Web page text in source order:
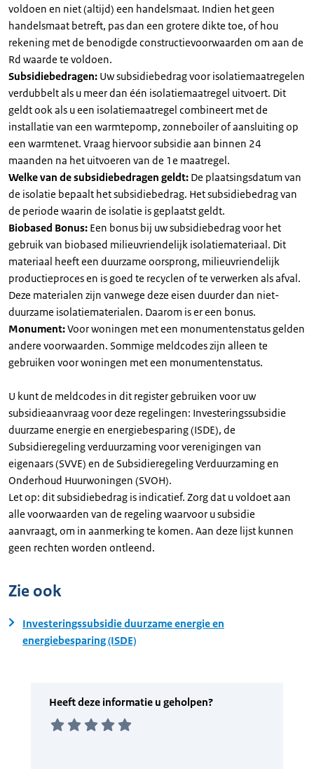
voldoen en niet (altijd) een handelsmaat. Indien het geen
handelsmaat betreft, pas dan een grotere dikte toe, of hou
rekening met de benodigde constructievoorwaarden om aan de
Rd waarde te voldoen.
Subsidiebedragen: Uw subsidiebedrag voor isolatiemaatregelen
verdubbelt als u meer dan één isolatiemaatregel uitvoert. Dit
geldt ook als u een isolatiemaatregel combineert met de
installatie van een warmtepomp, zonneboiler of aansluiting op
een warmtenet. Vraag hiervoor subsidie aan binnen 24
maanden na het uitvoeren van de 1e maatregel.
Welke van de subsidiebedragen geldt: De plaatsingsdatum van
de isolatie bepaalt het subsidiebedrag. Het subsidiebedrag van
de periode waarin de isolatie is geplaatst geldt.
Biobased Bonus: Een bonus bij uw subsidiebedrag voor het
gebruik van biobased milieuvriendelijk isolatiemateriaal. Dit
materiaal heeft een duurzame oorsprong, milieuvriendelijk
productieproces en is goed te recyclen of te verwerken als afval.
Deze materialen zijn vanwege deze eisen duurder dan niet-
duurzame isolatiematerialen. Daarom is er een bonus.
Monument:Voor woningen met een monumentenstatus gelden
andere voorwaarden. Sommige meldcodes zijn alleen te
gebruiken voor woningen met een monumentenstatus.
U kunt de meldcodes in dit register gebruiken voor uw
subsidieaanvraag voor deze regelingen: Investeringssubsidie
duurzame energie en energiebesparing (ISDE), de
Subsidieregeling verduurzaming voor verenigingen van
eigenaars (SVVE) en de Subsidieregeling Verduurzaming en
Onderhoud Huurwoningen (SVOH).
Let op: dit subsidiebedrag is indicatief. Zorg dat u voldoet aan
alle voorwaarden van de regeling waarvoor u subsidie
aanvraagt, om in aanmerking te komen. Aan deze lijst kunnen
geen rechten worden ontleend.
Zie ook
Investeringssubsidie duurzame energie en
energiebesparing (ISDE)